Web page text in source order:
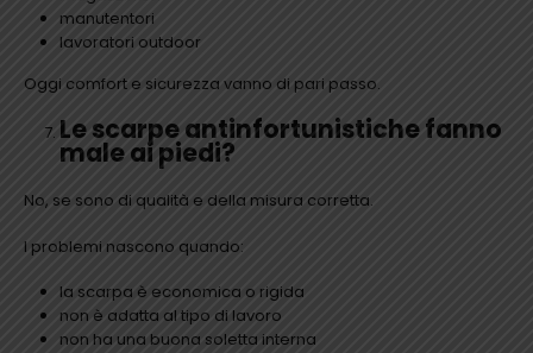
manutentori
lavoratori outdoor
Oggi comfort e sicurezza vanno di pari passo.
Le scarpe antinfortunistiche fanno
male ai piedi?
No, se sono di qualità e della misura corretta.
I problemi nascono quando:
la scarpa è economica o rigida
non è adatta al tipo di lavoro
non ha una buona soletta interna